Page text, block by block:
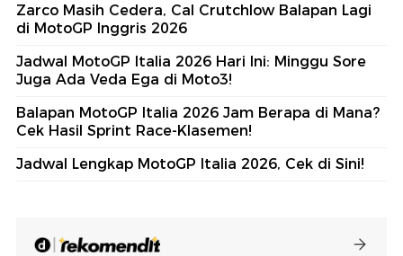
Zarco Masih Cedera, Cal Crutchlow Balapan Lagi
di MotoGP Inggris 2026
Jadwal MotoGP Italia 2026 Hari Ini: Minggu Sore
Juga Ada Veda Ega di Moto3!
Balapan MotoGP Italia 2026 Jam Berapa di Mana?
Cek Hasil Sprint Race-Klasemen!
Jadwal Lengkap MotoGP Italia 2026, Cek di Sini!